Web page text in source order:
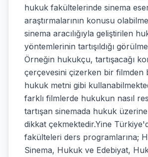
hukuk fakültelerinde sinema
araştırmalarının konusu
sinema aracılığıyla geliştirilen
yöntemlerinin tartışıldığı
Örneğin hukukçu, tartışacağı
çerçevesini çizerken bir filmden
hukuk metni gibi
farklı filmlerde hukukun nasıl
tartışan sinemada hukuk
dikkat çekmektedir.Yine
fakülteleri ders programlarına;
Sinema, Hukuk ve Edebiyat,